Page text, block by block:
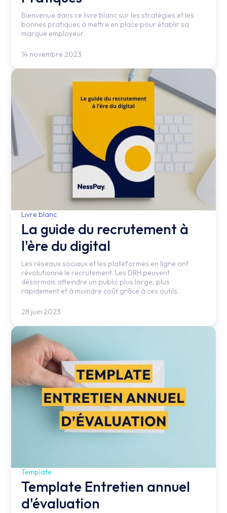
Bienvenue dans ce livre blanc sur les stratégies et les
bonnes pratiques à mettre en place pour établir sa
marque employeur.
14 novembre 2023
Livre blanc
La guide du recrutement à
l'ère du digital
Les réseaux sociaux et les plateformes en ligne ont
révolutionné le recrutement. Les DRH peuvent
désormais atteindre un public plus large, plus
rapidement et à moindre coût grâce à ces outils.
28 juin 2023
Template
Template Entretien annuel
d'évaluation